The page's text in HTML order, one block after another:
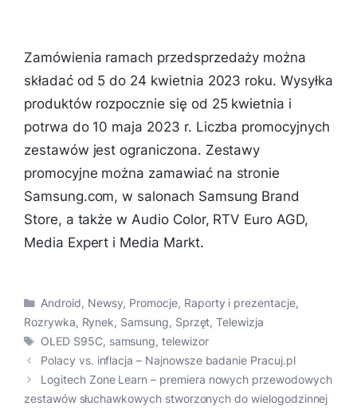
Zamówienia ramach przedsprzedaży można
składać od 5 do 24 kwietnia 2023 roku. Wysyłka
produktów rozpocznie się od 25 kwietnia i
potrwa do 10 maja 2023 r. Liczba promocyjnych
zestawów jest ograniczona. Zestawy
promocyjne można zamawiać na stronie
Samsung.com, w salonach Samsung Brand
Store, a także w Audio Color, RTV Euro AGD,
Media Expert i Media Markt.
Kategorie
Android, Newsy, Promocje, Raporty i prezentacje,
Rozrywka, Rynek, Samsung, Sprzęt,Telewizja
Tagi
OLED S95C, samsung,telewizor
Polacy vs. inflacja – Najnowsze badanie Pracuj.pl
Logitech Zone Learn – premiera nowych przewodowych
zestawów słuchawkowych stworzonych do wielogodzinnej